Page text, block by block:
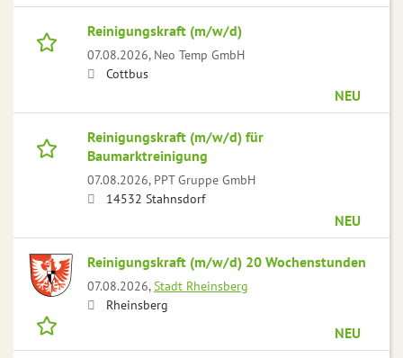
Reinigungskraft (m/w/d)
07.08.2026, Neo Temp GmbH
Cottbus
NEU
Reinigungskraft (m/w/d) für
Baumarktreinigung
07.08.2026, PPT Gruppe GmbH
14532 Stahnsdorf
NEU
Reinigungskraft (m/w/d) 20 Wochenstunden
07.08.2026,Stadt Rheinsberg
Rheinsberg
NEU